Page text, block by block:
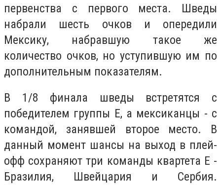
первенства с первого места. Шведы
набрали шесть очков и опередили
Мексику, набравшую такое же
количество очков, но уступившую им по
дополнительным показателям.
В 1/8 финала шведы встретятся с
победителем группы E, а мексиканцы - с
командой, занявшей второе место. В
данный момент шансы на выход в плей-
офф сохраняют три команды квартета E -
Бразилия, Швейцария и Сербия.